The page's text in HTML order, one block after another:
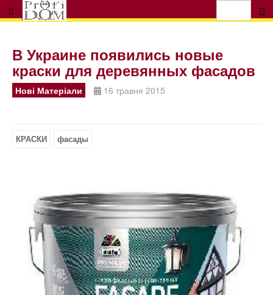
В Украине появились новые
краски для деревянных фасадов
Нові Матеріали 16 травня 2015
КРАСКИ фасады